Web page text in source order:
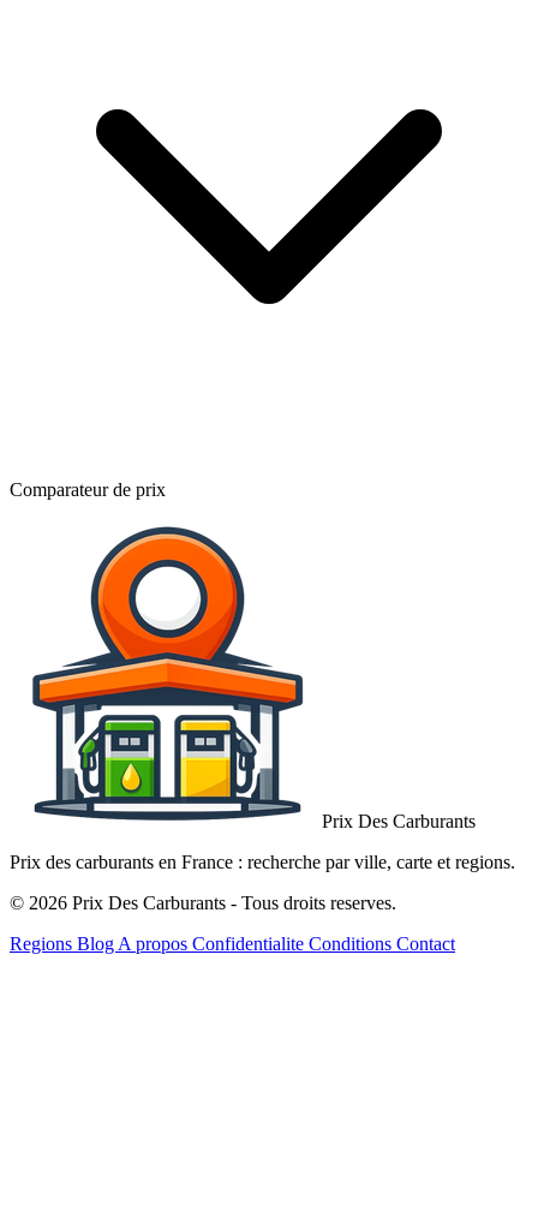
Comparateur de prix
Prix Des Carburants
Prix des carburants en France : recherche par ville, carte et regions.
© 2026 Prix Des Carburants - Tous droits reserves.
Regions Blog A propos Confidentialite Conditions Contact